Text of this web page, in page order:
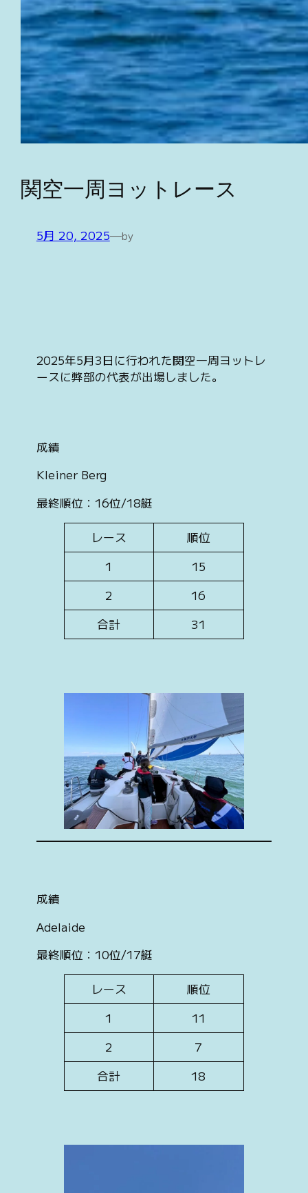
関空一周ヨットレース
5月 20, 2025—by
2025年5月3日に行われた関空一周ヨットレ
ースに弊部の代表が出場しました。
成績
Kleiner Berg
最終順位：16位/18艇
レース
順位
1
15
2
16
合計
31
成績
Adelaide
最終順位：10位/17艇
レース
順位
1
11
2
7
合計
18